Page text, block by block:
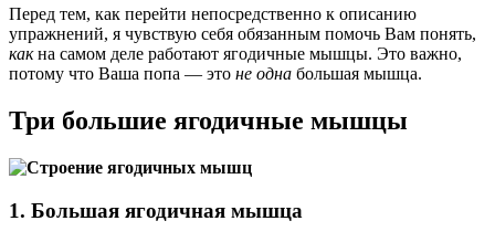
Перед тем, как перейти непосредственно к описанию
упражнений, я чувствую себя обязанным помочь Вам понять,
какна самом деле работают ягодичные мышцы. Это важно,
потому что Ваша попа — это не одна большая мышца.
Три большие ягодичные мышцы
1. Большая ягодичная мышца